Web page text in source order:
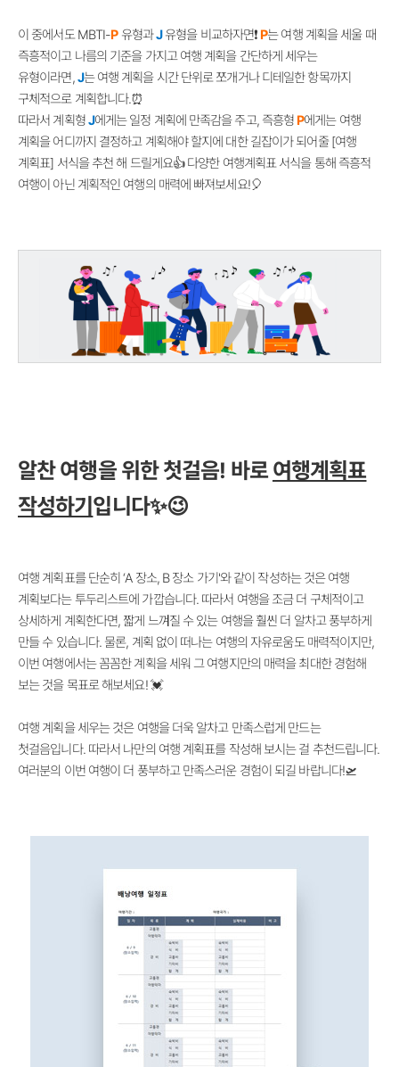
이 중에서도 MBTI-P유형과J유형을 비교하자면❗ P는 여행 계획을 세울 때
즉흥적이고 나름의 기준을 가지고 여행 계획을 간단하게 세우는
유형이라면,J는 여행 계획을 시간 단위로 쪼개거나 디테일한 항목까지
구체적으로 계획합니다.⏰
따라서 계획형J에게는 일정 계획에 만족감을 주고, 즉흥형 P에게는 여행
계획을 어디까지 결정하고 계획해야 할지에 대한 길잡이가 되어줄 [여행
계획표] 서식을 추천 해 드릴게요👍 다양한 여행계획표 서식을 통해 즉흥적
여행이 아닌 계획적인 여행의 매력에 빠져보세요!🎈
알찬 여행을 위한 첫걸음! 바로여행계획표
작성하기 입니다✨😉
여행 계획표를 단순히 ‘A 장소, B 장소 가기'와 같이 작성하는 것은 여행
계획보다는 투두리스트에 가깝습니다. 따라서 여행을 조금 더 구체적이고
상세하게 계획한다면, 짧게 느껴질 수 있는 여행을 훨씬 더 알차고 풍부하게
만들 수 있습니다. 물론, 계획 없이 떠나는 여행의 자유로움도 매력적이지만,
이번 여행에서는 꼼꼼한 계획을 세워 그 여행지만의 매력을 최대한 경험해
보는 것을 목표로 해보세요! 💓
여행 계획을 세우는 것은 여행을 더욱 알차고 만족스럽게 만드는
첫걸음입니다. 따라서 나만의 여행 계획표를 작성해 보시는 걸 추천드립니다.
여러분의 이번 여행이 더 풍부하고 만족스러운 경험이 되길 바랍니다!🛫